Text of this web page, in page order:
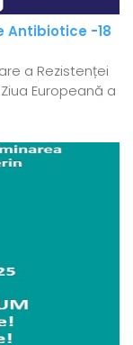
Antibiotice -18
a Rezistenței
Europeană a